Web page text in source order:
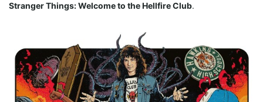
Stranger Things: Welcome to the Hellfire Club.